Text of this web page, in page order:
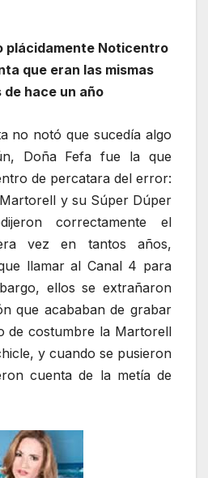
plácidamente Noticentro
que eran las mismas
hace un año
no notó que sucedía algo
Doña Fefa fue la que
de percatara del error:
y su Súper Dúper
correctamente el
vez en tantos años,
llamar al Canal 4 para
ellos se extrañaron
que acababan de grabar
de costumbre la Martorell
y cuando se pusieron
cuenta de la metía de